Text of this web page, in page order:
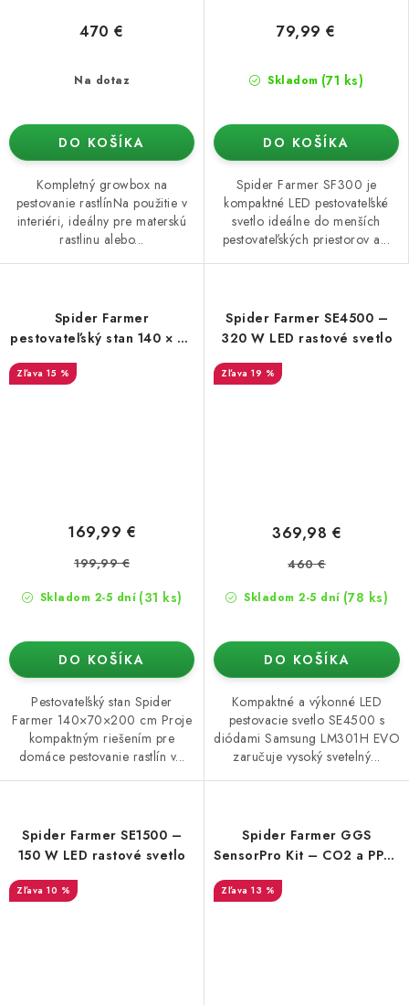
Na dotaz
470 €
DO KOŠÍKA
Kompletný growbox na
pestovanie rastlínNa použitie v
interiéri, ideálny pre materskú
rastlinu alebo...
Skladom (71 ks)
79,99 €
DO KOŠÍKA
Spider Farmer SF300 je
kompaktné LED pestovateľské
svetlo ideálne do menších
pestovateľských priestorov a...
Spider Farmer
pestovateľský stan 140 × 70
15 %
Skladom 2-5 dní (31 ks)
169,99 €
199,99 €
DO KOŠÍKA
Pestovateľský stan Spider
Farmer 140×70×200 cm Proje
kompaktným riešením pre
domáce pestovanie rastlín v...
Spider Farmer SE4500 –
320 W LED rastové svetlo
19 %
Skladom 2-5 dní (78 ks)
369,98 €
460 €
DO KOŠÍKA
Kompaktné a výkonné LED
pestovacie svetlo SE4500 s
diódami Samsung LM301H EVO
zaručuje vysoký svetelný...
Spider Farmer SE1500 –
150 W LED rastové svetlo
10 %
Spider Farmer GGS
SensorPro Kit – CO2 a PPFD
senzory
13 %